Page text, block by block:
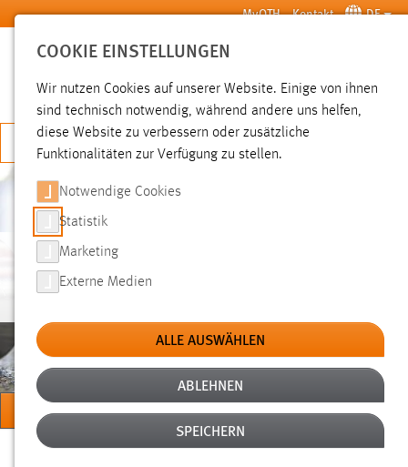
Zum Hauptinhalt springen MyOTH Kontakt DE
SUCHE
JETZT BEWERBEN
GESUNDHEIT UND SPORT
MENÜ
Sie sind hier:
COOKIE EINSTELLUNGEN
Wir nutzen Cookies auf unserer Website. Einige von ihnen
sind technisch notwendig, während andere uns helfen,
diese Website zu verbessern oder zusätzliche
Funktionalitäten zur Verfügung zu stellen.
Notwendige Cookies
Statistik
Marketing
Externe Medien
ALLE AUSWÄHLEN
ABLEHNEN
SPEICHERN